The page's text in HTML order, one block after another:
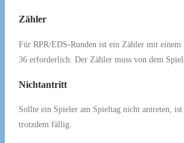
Zähler
Für RPR/EDS-Runden ist ein Zähler mit einem
36 erforderlich. Der Zähler muss von dem
Nichtantritt
Sollte ein Spieler am Spieltag nicht antreten,
trotzdem fällig.